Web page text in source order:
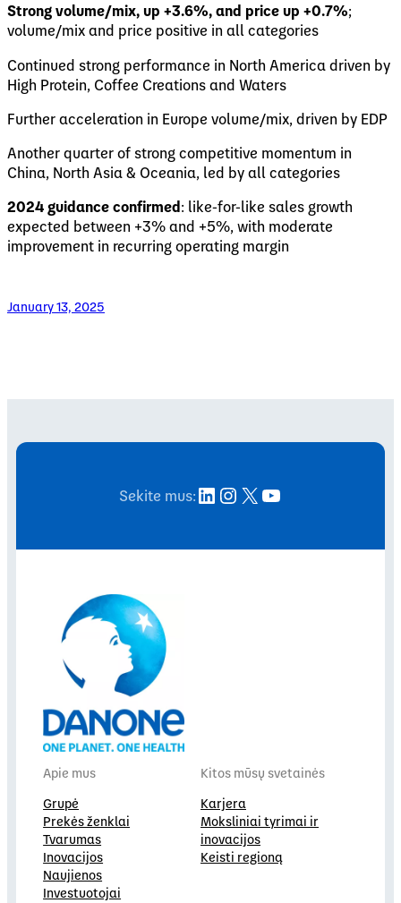
Strong volume/mix, up +3.6%, and price up +0.7%;
volume/mix and price positive in all categories
Continued strong performance in North America driven by
High Protein, Coffee Creations and Waters
Further acceleration in Europe volume/mix, driven by EDP
Another quarter of strong competitive momentum in
China, North Asia & Oceania, led by all categories
2024 guidance confirmed: like-for-like sales growth
expected between +3% and +5%, with moderate
improvement in recurring operating margin
January 13, 2025
Sekite mus:LinkedIn
Instagram
X YouTube
Apie mus
Grupė
Prekės ženklai
Tvarumas
Inovacijos
Naujienos
Investuotojai
Kitos mūsų svetainės
Karjera
Moksliniai tyrimai ir
inovacijos
Keisti regioną